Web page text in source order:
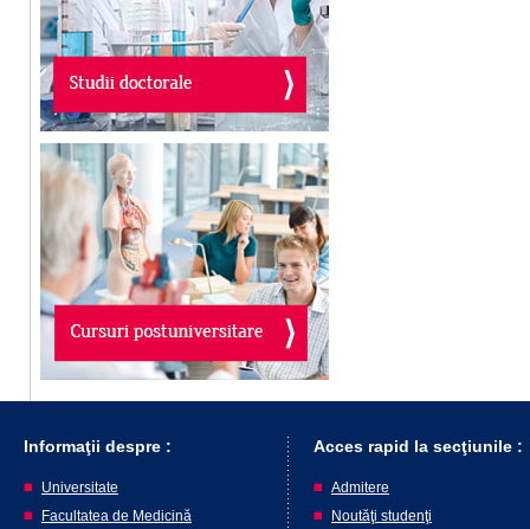
Informaţii despre :
Universitate
Facultatea de Medicină
Acces rapid la secţiunile :
Admitere
Noutăţi studenţi